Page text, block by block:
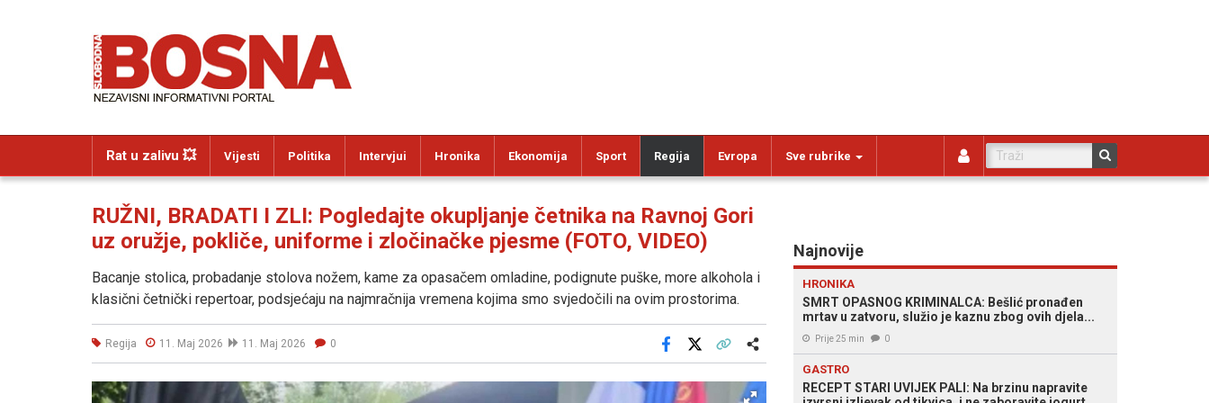
Rat u zalivu 💥 Vijesti Politika Intervjui Hronika Ekonomija Sport Regija Evropa Sve rubrike
RUŽNI, BRADATI I ZLI: Pogledajte okupljanje četnika na Ravnoj Gori
uz oružje, pokliče, uniforme i zločinačke pjesme (FOTO, VIDEO)
Bacanje stolica, probadanje stolova nožem, kame za opasačem omladine, podignute puške, more alkohola i
klasični četnički repertoar, podsjećaju na najmračnija vremena kojima smo svjedočili na ovim prostorima.
Regija 11. Maj 2026 11. Maj 2026 0
Facebook
Najnovije
HRONIKA
SMRT OPASNOG KRIMINALCA: Bešlić pronađen
mrtav u zatvoru, služio je kaznu zbog ovih djela...
Prije 25 min 0
GASTRO
RECEPT STARI UVIJEK PALI: Na brzinu napravite